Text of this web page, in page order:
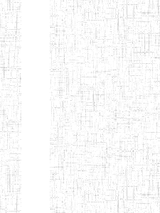
DOUALA
ENIET DE
DOUALA
ENIET DE
GAROUA
ENBIEG DE
GAROUA